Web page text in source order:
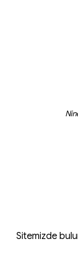
Sitemizde